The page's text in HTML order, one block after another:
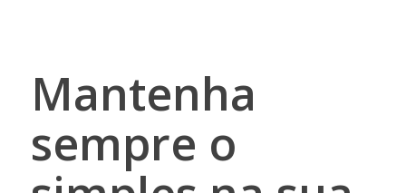
Mantenha
sempre o